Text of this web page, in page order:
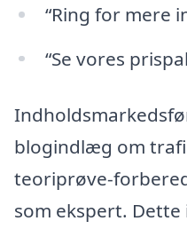
“Ring for mere
“Se vores
blogindlæg om
teoriprøve-
som ekspert.